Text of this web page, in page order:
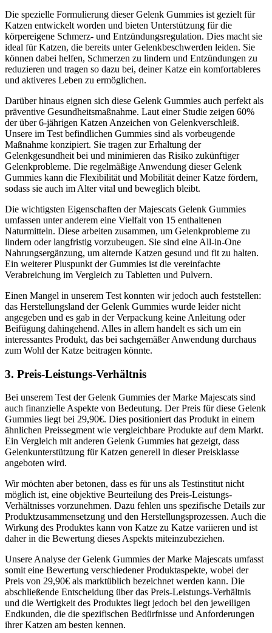
Die spezielle Formulierung dieser Gelenk Gummies ist gezielt für
Katzen entwickelt worden und bieten Unterstützung für die
körpereigene Schmerz- und Entzündungsregulation. Dies macht sie
ideal für Katzen, die bereits unter Gelenkbeschwerden leiden. Sie
können dabei helfen, Schmerzen zu lindern und Entzündungen zu
reduzieren und tragen so dazu bei, deiner Katze ein komfortableres
und aktiveres Leben zu ermöglichen.
Darüber hinaus eignen sich diese Gelenk Gummies auch perfekt als
präventive Gesundheitsmaßnahme. Laut einer Studie zeigen 60%
der über 6-jährigen Katzen Anzeichen von Gelenkverschleiß.
Unsere im Test befindlichen Gummies sind als vorbeugende
Maßnahme konzipiert. Sie tragen zur Erhaltung der
Gelenkgesundheit bei und minimieren das Risiko zukünftiger
Gelenkprobleme. Die regelmäßige Anwendung dieser Gelenk
Gummies kann die Flexibilität und Mobilität deiner Katze fördern,
sodass sie auch im Alter vital und beweglich bleibt.
Die wichtigsten Eigenschaften der Majescats Gelenk Gummies
umfassen unter anderem eine Vielfalt von 15 enthaltenen
Naturmitteln. Diese arbeiten zusammen, um Gelenkprobleme zu
lindern oder langfristig vorzubeugen. Sie sind eine All-in-One
Nahrungsergänzung, um alternde Katzen gesund und fit zu halten.
Ein weiterer Pluspunkt der Gummies ist die vereinfachte
Verabreichung im Vergleich zu Tabletten und Pulvern.
Einen Mangel in unserem Test konnten wir jedoch auch feststellen:
das Herstellungsland der Gelenk Gummies wurde leider nicht
angegeben und es gab in der Verpackung keine Anleitung oder
Beifügung dahingehend. Alles in allem handelt es sich um ein
interessantes Produkt, das bei sachgemäßer Anwendung durchaus
zum Wohl der Katze beitragen könnte.
3. Preis-Leistungs-Verhältnis
Bei unserem Test der Gelenk Gummies der Marke Majescats sind
auch finanzielle Aspekte von Bedeutung. Der Preis für diese Gelenk
Gummies liegt bei 29,90€. Dies positioniert das Produkt in einem
ähnlichen Preissegment wie vergleichbare Produkte auf dem Markt.
Ein Vergleich mit anderen Gelenk Gummies hat gezeigt, dass
Gelenkunterstützung für Katzen generell in dieser Preisklasse
angeboten wird.
Wir möchten aber betonen, dass es für uns als Testinstitut nicht
möglich ist, eine objektive Beurteilung des Preis-Leistungs-
Verhältnisses vorzunehmen. Dazu fehlen uns spezifische Details zur
Produktzusammensetzung und den Herstellungsprozessen. Auch die
Wirkung des Produktes kann von Katze zu Katze variieren und ist
daher in die Bewertung dieses Aspekts miteinzubeziehen.
Unsere Analyse der Gelenk Gummies der Marke Majescats umfasst
somit eine Bewertung verschiedener Produktaspekte, wobei der
Preis von 29,90€ als marktüblich bezeichnet werden kann. Die
abschließende Entscheidung über das Preis-Leistungs-Verhältnis
und die Wertigkeit des Produktes liegt jedoch bei den jeweiligen
Endkunden, die die spezifischen Bedürfnisse und Anforderungen
ihrer Katzen am besten kennen.